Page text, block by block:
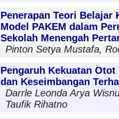
Penerapan Teori
Model PAKEM dalam
Sekolah Menengah
Pinton Setya Mustafa,
Pengaruh Kekuatan
dan Keseimbangan
Darrle Leonda Arya
Taufik Rihatno